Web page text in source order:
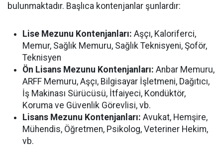
bulunmaktadır. Başlıca kontenjanlar şunlardır:
Lise Mezunu Kontenjanları: Aşçı, Kaloriferci,
Memur, Sağlık Memuru, Sağlık Teknisyeni, Şoför,
Teknisyen
Ön Lisans Mezunu Kontenjanları: Anbar Memuru,
ARFF Memuru, Aşçı, Bilgisayar İşletmeni, Dağıtıcı,
İş Makinası Sürücüsü, İtfaiyeci, Kondüktör,
Koruma ve Güvenlik Görevlisi, vb.
Lisans Mezunu Kontenjanları: Avukat, Hemşire,
Mühendis, Öğretmen, Psikolog, Veteriner Hekim,
vb.